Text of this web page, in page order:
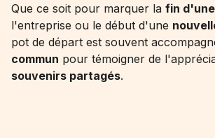
Que ce soit pour marquer la fin
l'entreprise ou le début d'une
pot de départ est souvent
commun pour témoigner de
souvenirs partagés.